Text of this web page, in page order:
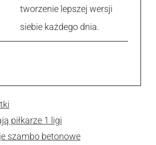
tworzenie lepszej wersji
siebie każdego dnia.
piłkarze 1 ligi
szambo betonowe